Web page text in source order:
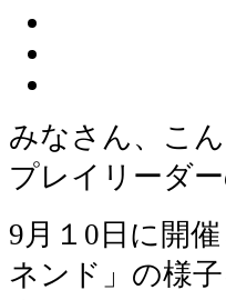
みなさん、こん
プレイリーダ
9月１0日に開
ネンド」の様